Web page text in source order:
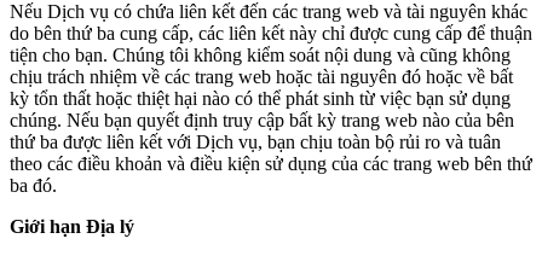
Nếu Dịch vụ có chứa liên kết đến các trang web và tài nguyên khác
do bên thứ ba cung cấp, các liên kết này chỉ được cung cấp để thuận
tiện cho bạn. Chúng tôi không kiểm soát nội dung và cũng không
chịu trách nhiệm về các trang web hoặc tài nguyên đó hoặc về bất
kỳ tổn thất hoặc thiệt hại nào có thể phát sinh từ việc bạn sử dụng
chúng. Nếu bạn quyết định truy cập bất kỳ trang web nào của bên
thứ ba được liên kết với Dịch vụ, bạn chịu toàn bộ rủi ro và tuân
theo các điều khoản và điều kiện sử dụng của các trang web bên thứ
ba đó.
Giới hạn Địa lý